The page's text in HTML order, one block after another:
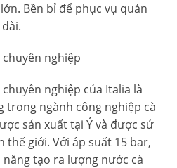
Bền bỉ để phục vụ quán
chuyên nghiệp
nghiệp của Italia là
ngành công nghiệp cà
sản xuất tại Ý và được sử
giới. Với áp suất 15 bar,
năng tạo ra lượng nước cà